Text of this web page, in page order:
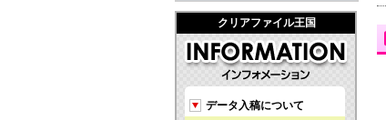
クリアファイル王国
データ入稿について